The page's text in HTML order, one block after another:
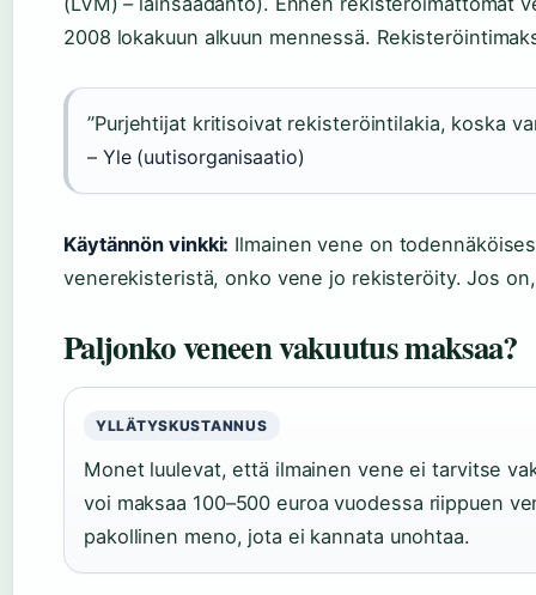
2008 lokakuun alkuun mennessä.
”Purjehtijat kritisoivat rekisteröintilakia, koska
– Yle (uutisorganisaatio)
Käytännön vinkki: Ilmainen vene on
venerekisteristä, onko vene jo rekisteröity. Jos
Paljonko veneen vakuutus maksaa?
YLLÄTYSKUSTANNUS
Monet luulevat, että ilmainen vene ei tarvitse
voi maksaa 100–500 euroa vuodessa riippuen
pakollinen meno, jota ei kannata unohtaa.